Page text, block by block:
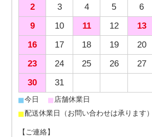
2
3 4 5 6
9
10 11 12 13
16
17 18 19 20
23
24 25 26 27
30
31
■今日 ■店舗休業日
■配送休業日（お問い合わせは承ります）
【ご連絡】